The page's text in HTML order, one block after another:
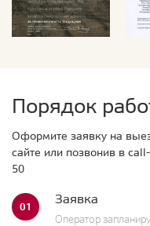
Порядок
Оформите заявку на
сайте или позвонив в
50
01 Заявка
Оператор